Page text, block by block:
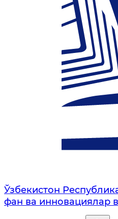
Ўзбекистон
фан ва инновациялар